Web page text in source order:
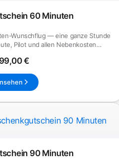
60 Minuten
Wunschflug — eine ganze Stunde
Pilot und allen Nebenkosten
€
90 Minuten